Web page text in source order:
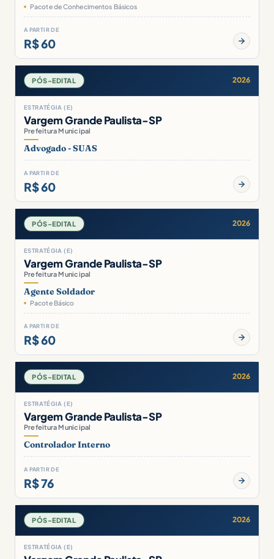
Pacote de Conhecimentos Básicos
A PARTIR DE
R$ 60
PÓS-EDITAL 2026
ESTRATÉGIA (E)
Vargem Grande Paulista-SP
Prefeitura Municipal
Advogado - SUAS
A PARTIR DE
R$ 60
PÓS-EDITAL 2026
ESTRATÉGIA (E)
Vargem Grande Paulista-SP
Prefeitura Municipal
Agente Soldador
Pacote Básico
A PARTIR DE
R$ 60
PÓS-EDITAL 2026
ESTRATÉGIA (E)
Vargem Grande Paulista-SP
Prefeitura Municipal
Controlador Interno
A PARTIR DE
R$ 76
PÓS-EDITAL 2026
ESTRATÉGIA (E)